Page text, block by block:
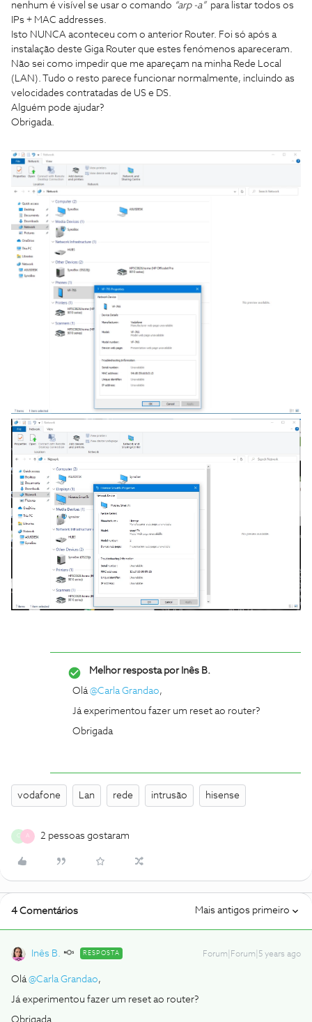
nenhum é visível se usar o comando “arp -a”para listar todos os
IPs + MAC addresses.
Isto NUNCA aconteceu com o anterior Router. Foi só após a
instalação deste Giga Router que estes fenómenos apareceram.
Não sei como impedir que me apareçam na minha Rede Local
(LAN). Tudo o resto parece funcionar normalmente, incluindo as
velocidades contratadas de US e DS.
Alguém pode ajudar?
Obrigada.
Melhor resposta porInês B.
Olá @Carla Grandao,
Já experimentou fazer um reset ao router?
Obrigada
vodafone Lan rede intrusão hisense
A 2 pessoas gostaram
4 Comentários Mais antigos primeiro
Inês B. RESPOSTA Forum|Forum|5 years ago
Olá @Carla Grandao,
Já experimentou fazer um reset ao router?
Obrigada